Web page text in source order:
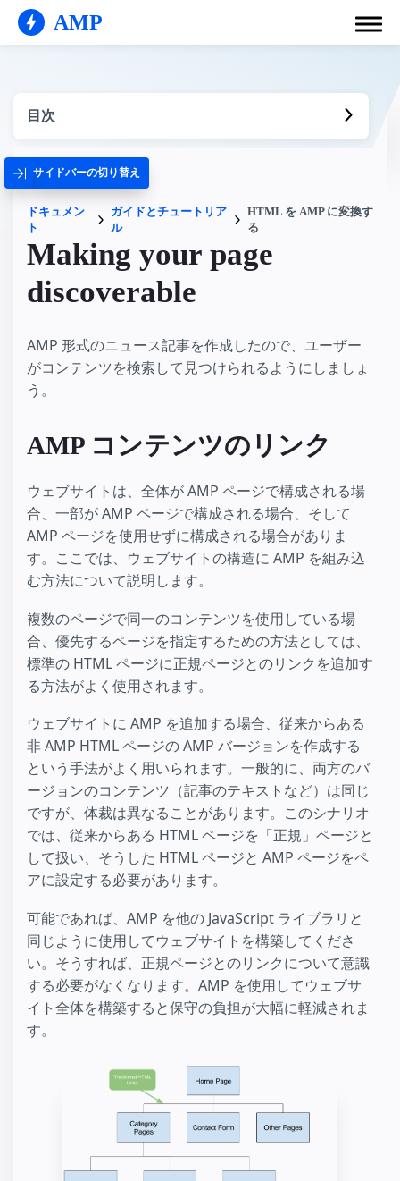
AMP
目次
サイドバーの切り替え
ドキュメン
ト
ガイドとチュートリア
ル
HTML を AMP に変換す
る
Making your page
discoverable
AMP 形式のニュース記事を作成したので、ユーザー
がコンテンツを検索して見つけられるようにしましょ
う。
AMP コンテンツのリンク
ウェブサイトは、全体が AMP ページで構成される場
合、一部が AMP ページで構成される場合、そして
AMP ページを使用せずに構成される場合がありま
す。ここでは、ウェブサイトの構造に AMP を組み込
む方法について説明します。
複数のページで同一のコンテンツを使用している場
合、優先するページを指定するための方法としては、
標準の HTML ページに正規ページとのリンクを追加す
る方法がよく使用されます。
ウェブサイトに AMP を追加する場合、従来からある
非 AMP HTML ページの AMP バージョンを作成する
という手法がよく用いられます。一般的に、両方のバ
ージョンのコンテンツ（記事のテキストなど）は同じ
ですが、体裁は異なることがあります。このシナリオ
では、従来からある HTML ページを「正規」ページと
して扱い、そうした HTML ページと AMP ページをペ
アに設定する必要があります。
可能であれば、AMP を他の JavaScript ライブラリと
同じように使用してウェブサイトを構築してくださ
い。そうすれば、正規ページとのリンクについて意識
する必要がなくなります。AMP を使用してウェブサ
イト全体を構築すると保守の負担が大幅に軽減されま
す。